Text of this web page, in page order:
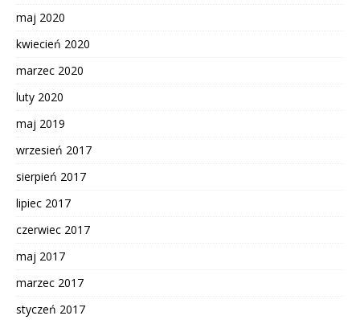
maj 2020
kwiecień 2020
marzec 2020
luty 2020
maj 2019
wrzesień 2017
sierpień 2017
lipiec 2017
czerwiec 2017
maj 2017
marzec 2017
styczeń 2017